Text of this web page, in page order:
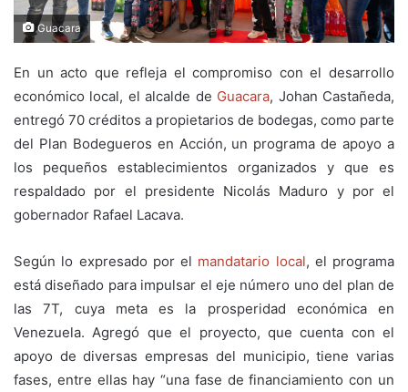
Guacara
En un acto que refleja el compromiso con el desarrollo
económico local, el alcalde de Guacara, Johan Castañeda,
entregó 70 créditos a propietarios de bodegas, como parte
del Plan Bodegueros en Acción, un programa de apoyo a
los pequeños establecimientos organizados y que es
respaldado por el presidente Nicolás Maduro y por el
gobernador Rafael Lacava.
Según lo expresado por el mandatario local, el programa
está diseñado para impulsar el eje número uno del plan de
las 7T, cuya meta es la prosperidad económica en
Venezuela. Agregó que el proyecto, que cuenta con el
apoyo de diversas empresas del municipio, tiene varias
fases, entre ellas hay “una fase de financiamiento con un